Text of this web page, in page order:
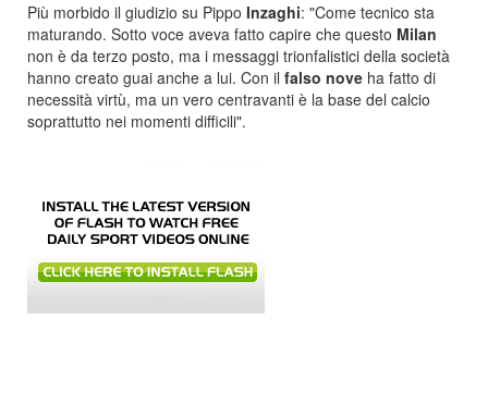
Più morbido il giudizio su Pippo Inzaghi: "Come tecnico sta
maturando. Sotto voce aveva fatto capire che questo Milan
non è da terzo posto, ma i messaggi trionfalistici della società
hanno creato guai anche a lui. Con il falso nove ha fatto di
necessità virtù, ma un vero centravanti è la base del calcio
soprattutto nei momenti difficili".